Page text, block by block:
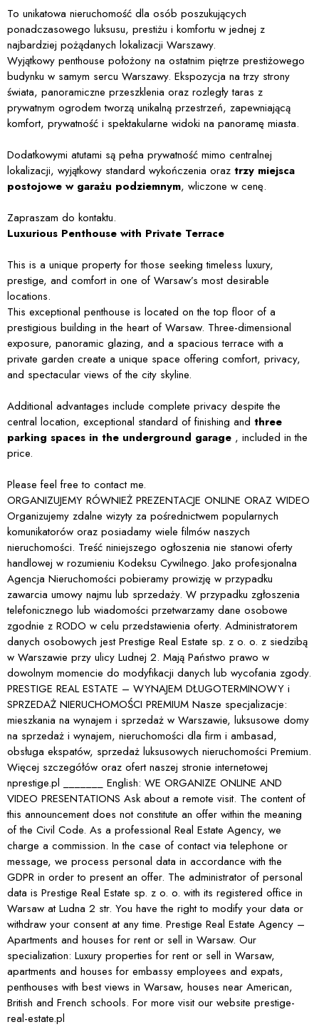
To unikatowa nieruchomość dla osób poszukujących
ponadczasowego luksusu, prestiżu i komfortu w jednej z
najbardziej pożądanych lokalizacji Warszawy.
Wyjątkowy penthouse położony na ostatnim piętrze prestiżowego
budynku w samym sercu Warszawy. Ekspozycja na trzy strony
świata, panoramiczne przeszklenia oraz rozległy taras z
prywatnym ogrodem tworzą unikalną przestrzeń, zapewniającą
komfort, prywatność i spektakularne widoki na panoramę miasta.
Dodatkowymi atutami są pełna prywatność mimo centralnej
lokalizacji, wyjątkowy standard wykończenia oraz trzy miejsca
postojowe w garażu podziemnym, wliczone w cenę.
Zapraszam do kontaktu.
Luxurious Penthouse with Private Terrace
This is a unique property for those seeking timeless luxury,
prestige, and comfort in one of Warsaw’s most desirable
locations.
This exceptional penthouse is located on the top floor of a
prestigious building in the heart of Warsaw. Three-dimensional
exposure, panoramic glazing, and a spacious terrace with a
private garden create a unique space offering comfort, privacy,
and spectacular views of the city skyline.
Additional advantages include complete privacy despite the
central location, exceptional standard of finishing and three
parking spaces in the underground garage , included in the
price.
Please feel free to contact me.
ORGANIZUJEMY RÓWNIEŻ PREZENTACJE ONLINE ORAZ WIDEO
Organizujemy zdalne wizyty za pośrednictwem popularnych
komunikatorów oraz posiadamy wiele filmów naszych
nieruchomości. Treść niniejszego ogłoszenia nie stanowi oferty
handlowej w rozumieniu Kodeksu Cywilnego. Jako profesjonalna
Agencja Nieruchomości pobieramy prowizję w przypadku
zawarcia umowy najmu lub sprzedaży. W przypadku zgłoszenia
telefonicznego lub wiadomości przetwarzamy dane osobowe
zgodnie z RODO w celu przedstawienia oferty. Administratorem
danych osobowych jest Prestige Real Estate sp. z o. o. z siedzibą
w Warszawie przy ulicy Ludnej 2. Mają Państwo prawo w
dowolnym momencie do modyfikacji danych lub wycofania zgody.
PRESTIGE REAL ESTATE – WYNAJEM DŁUGOTERMINOWY i
SPRZEDAŻ NIERUCHOMOŚCI PREMIUM Nasze specjalizacje:
mieszkania na wynajem i sprzedaż w Warszawie, luksusowe domy
na sprzedaż i wynajem, nieruchomości dla firm i ambasad,
obsługa ekspatów, sprzedaż luksusowych nieruchomości Premium.
Więcej szczegółów oraz ofert naszej stronie internetowej
nprestige.pl _______ English: WE ORGANIZE ONLINE AND
VIDEO PRESENTATIONS Ask about a remote visit. The content of
this announcement does not constitute an offer within the meaning
of the Civil Code. As a professional Real Estate Agency, we
charge a commission. In the case of contact via telephone or
message, we process personal data in accordance with the
GDPR in order to present an offer. The administrator of personal
data is Prestige Real Estate sp. z o. o. with its registered office in
Warsaw at Ludna 2 str. You have the right to modify your data or
withdraw your consent at any time. Prestige Real Estate Agency –
Apartments and houses for rent or sell in Warsaw. Our
specialization: Luxury properties for rent or sell in Warsaw,
apartments and houses for embassy employees and expats,
penthouses with best views in Warsaw, houses near American,
British and French schools. For more visit our website prestige-
real-estate.pl